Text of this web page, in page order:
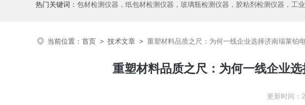
热门关键词： 包材检测仪器，纸包材检测仪器，玻璃瓶检测仪器，胶粘剂检测仪器，工
当前位置： 首页 > 技术文章 > 重塑材料品质之尺：为何一线企业选择济南瑞莱铂
重塑材料品质之尺：为何一线企业
更新时间